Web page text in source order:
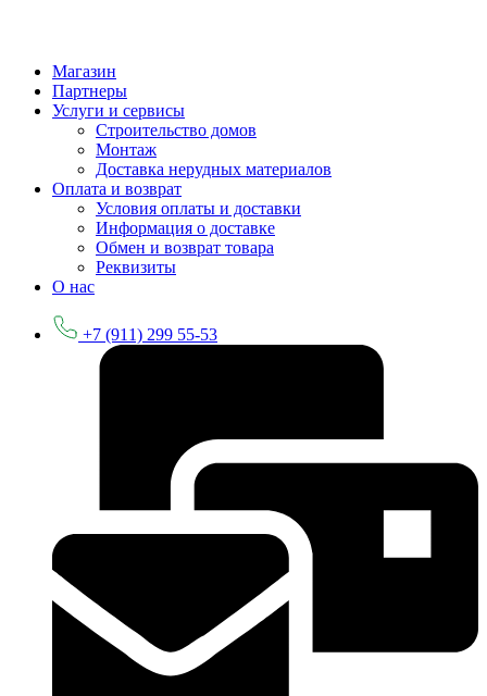
Магазин
Партнеры
Услуги и сервисы
Строительство домов
Монтаж
Доставка нерудных материалов
Оплата и возврат
Условия оплаты и доставки
Информация о доставке
Обмен и возврат товара
Реквизиты
О нас
+7 (911) 299 55-53